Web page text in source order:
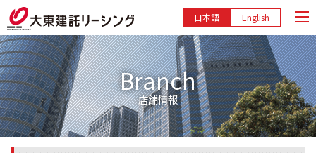
English
日本語
Branch
店舗情報